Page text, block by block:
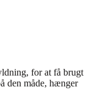
for at få brugt
den måde, hænger